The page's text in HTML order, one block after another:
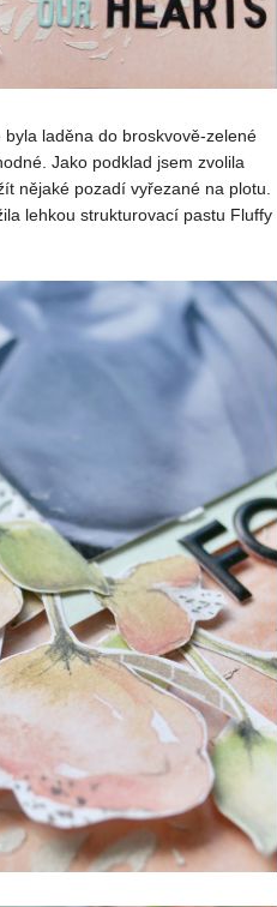
laděna do broskvově-zelené
Jako podklad jsem zvolila
nějaké pozadí vyřezané na plotu.
lehkou strukturovací pastu Fluffy